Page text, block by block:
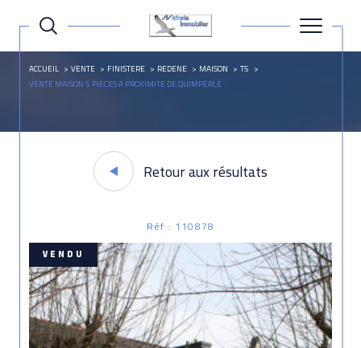
ACCUEIL VENTE FINISTERE REDENE MAISON
T5
VENTE MAISON 5 PIECES A PROXIMITE DE QUIMPERLE
Retour aux résultats
Réf : 110878
VENDU